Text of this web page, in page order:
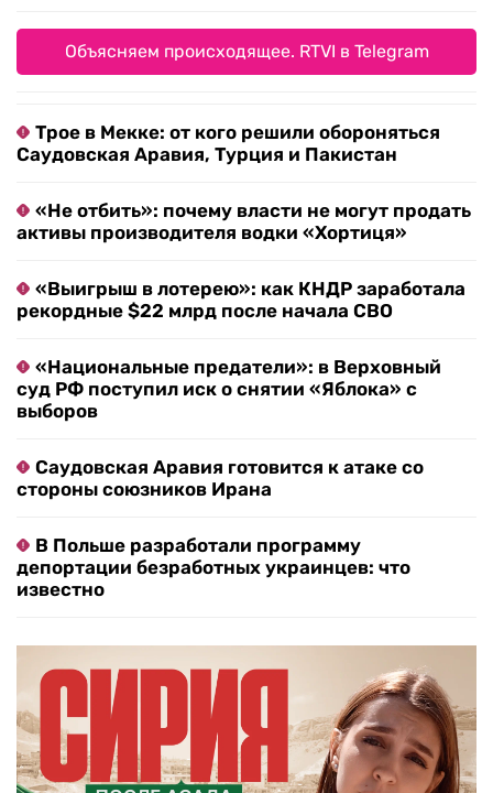
Объясняем происходящее. RTVI в Telegram
Трое в Мекке: от кого решили обороняться
Саудовская Аравия, Турция и Пакистан
«Не отбить»: почему власти не могут продать
активы производителя водки «Хортиця»
«Выигрыш в лотерею»: как КНДР заработала
рекордные $22 млрд после начала СВО
«Национальные предатели»: в Верховный
суд РФ поступил иск о снятии «Яблока» с
выборов
Саудовская Аравия готовится к атаке со
стороны союзников Ирана
В Польше разработали программу
депортации безработных украинцев: что
известно